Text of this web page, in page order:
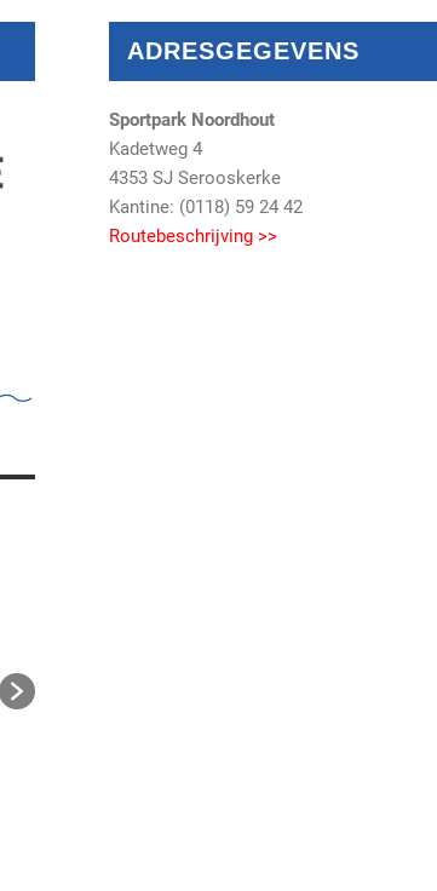
ADRESGEGEVENS
Sportpark Noordhout
Kadetweg 4
4353 SJ Serooskerke
Kantine: (0118) 59 24 42
Routebeschrijving >>